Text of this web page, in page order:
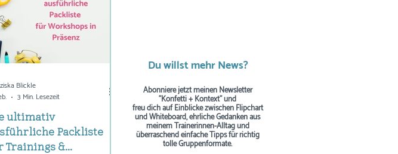
ultimativ
Packliste
Trainings &
Blickle
3 Min. Lesezeit
Du willst mehr News?
Abonniere jetzt meinen Newsletter
"Konfetti + Kontext" und
freu dich auf Einblicke zwischen Flipchart
und Whiteboard, ehrliche Gedanken aus
meinem Trainerinnen-Alltag und
überraschend einfache Tippsfür richtig
tolle Gruppenformate.